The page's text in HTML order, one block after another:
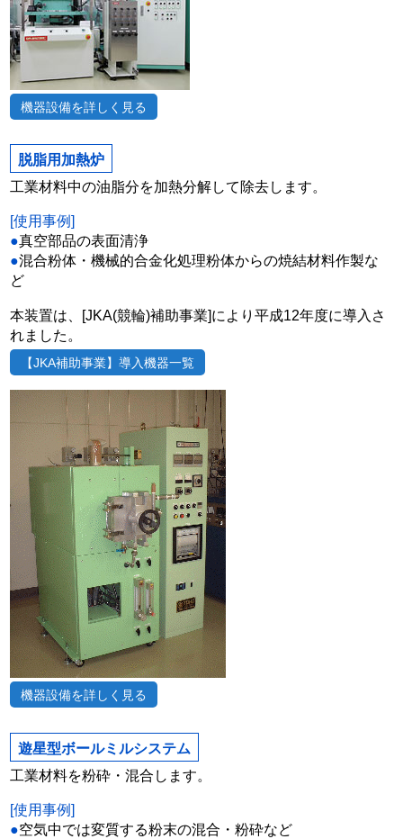
機器設備を詳しく見る
脱脂用加熱炉
工業材料中の油脂分を加熱分解して除去します。
[使用事例]
●真空部品の表面清浄
●混合粉体・機械的合金化処理粉体からの焼結材料作製な
ど
本装置は、[JKA(競輪)補助事業]により平成12年度に導入さ
れました。
【JKA補助事業】導入機器一覧
機器設備を詳しく見る
遊星型ボールミルシステム
工業材料を粉砕・混合します。
[使用事例]
●空気中では変質する粉末の混合・粉砕など